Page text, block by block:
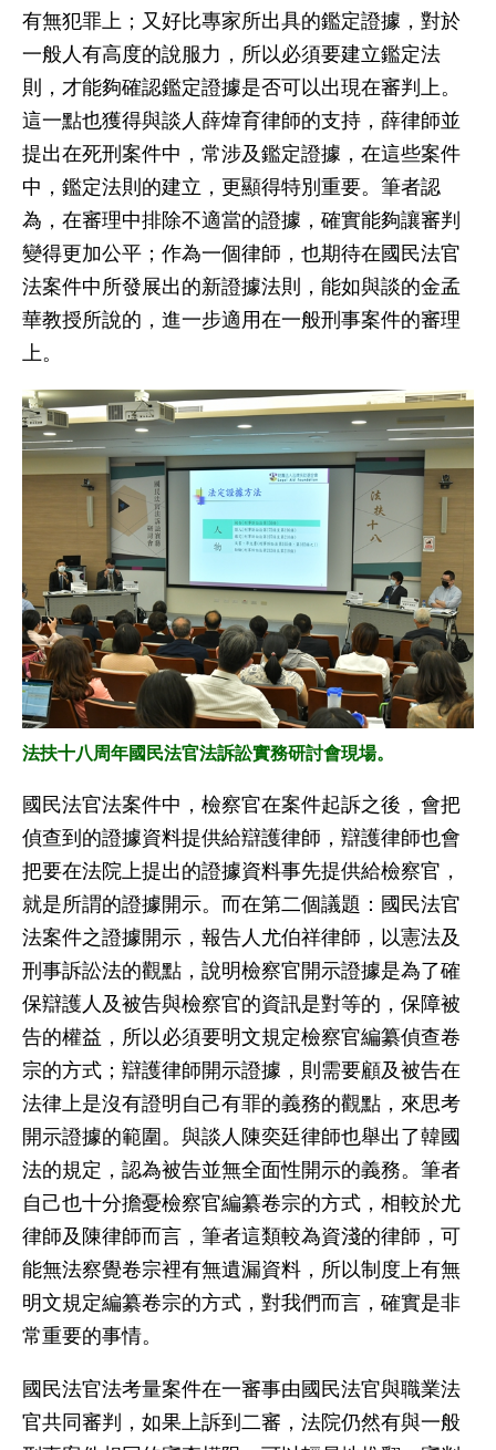
有無犯罪上；又好比專家所出具的鑑定證據，對於
一般人有高度的說服力，所以必須要建立鑑定法
則，才能夠確認鑑定證據是否可以出現在審判上。
這一點也獲得與談人薛煒育律師的支持，薛律師並
提出在死刑案件中，常涉及鑑定證據，在這些案件
中，鑑定法則的建立，更顯得特別重要。筆者認
為，在審理中排除不適當的證據，確實能夠讓審判
變得更加公平；作為一個律師，也期待在國民法官
法案件中所發展出的新證據法則，能如與談的金孟
華教授所說的，進一步適用在一般刑事案件的審理
上。
法扶十八周年國民法官法訴訟實務研討會現場。
國民法官法案件中，檢察官在案件起訴之後，會把
偵查到的證據資料提供給辯護律師，辯護律師也會
把要在法院上提出的證據資料事先提供給檢察官，
就是所謂的證據開示。而在第二個議題：國民法官
法案件之證據開示，報告人尤伯祥律師，以憲法及
刑事訴訟法的觀點，說明檢察官開示證據是為了確
保辯護人及被告與檢察官的資訊是對等的，保障被
告的權益，所以必須要明文規定檢察官編纂偵查卷
宗的方式；辯護律師開示證據，則需要顧及被告在
法律上是沒有證明自己有罪的義務的觀點，來思考
開示證據的範圍。與談人陳奕廷律師也舉出了韓國
法的規定，認為被告並無全面性開示的義務。筆者
自己也十分擔憂檢察官編纂卷宗的方式，相較於尤
律師及陳律師而言，筆者這類較為資淺的律師，可
能無法察覺卷宗裡有無遺漏資料，所以制度上有無
明文規定編纂卷宗的方式，對我們而言，確實是非
常重要的事情。
國民法官法考量案件在一審事由國民法官與職業法
官共同審判，如果上訴到二審，法院仍然有與一般